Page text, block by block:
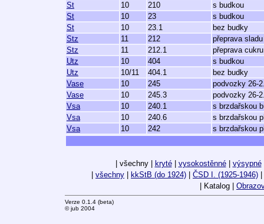
St
10 210
s budkou
St
10 23
s budkou
St
10 23.1
bez budky
Stz
11 212
přeprava sladu
Stz
11 212.1
přeprava cukru
Utz
10 404
s budkou
Utz
10/11 404.1
bez budky
Vase
10 245
podvozky 26-
Vase
10 245.3
podvozky 26-
Vsa
10 240.1
s brzdařskou
Vsa
10 240.6
s brzdařskou
Vsa
10 242 s brzdařskou
| všechny | kryté| vysokostěnné| výsypné
všechny kkStB (do 1924) ČSD I. (1925-1946)
| Katalog |
Verze 0.1.4 (beta)
© jub 2004